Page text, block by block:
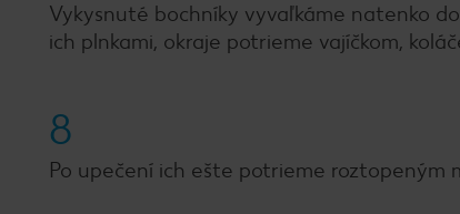
Vykysnuté bochníky vyvaľkáme natenko
ich plnkami, okraje potrieme vajíčkom,
8
Po upečení ich ešte potrieme roztopeným